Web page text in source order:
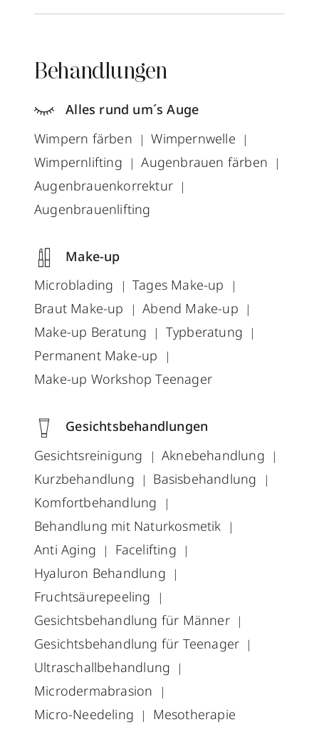
Behandlungen
Alles rund um´s Auge
Wimpern färben
Wimpernwelle
Wimpernlifting
Augenbrauen färben
Augenbrauenkorrektur
Augenbrauenlifting
Make-up
Microblading
Tages Make-up
Braut Make-up
Abend Make-up
Make-up Beratung
Typberatung
Permanent Make-up
Make-up Workshop Teenager
Gesichtsbehandlungen
Gesichtsreinigung
Aknebehandlung
Kurzbehandlung
Basisbehandlung
Komfortbehandlung
Behandlung mit Naturkosmetik
Anti Aging
Facelifting
Hyaluron Behandlung
Fruchtsäurepeeling
Gesichtsbehandlung für Männer
Gesichtsbehandlung für Teenager
Ultraschallbehandlung
Microdermabrasion
Micro-Needeling
Mesotherapie